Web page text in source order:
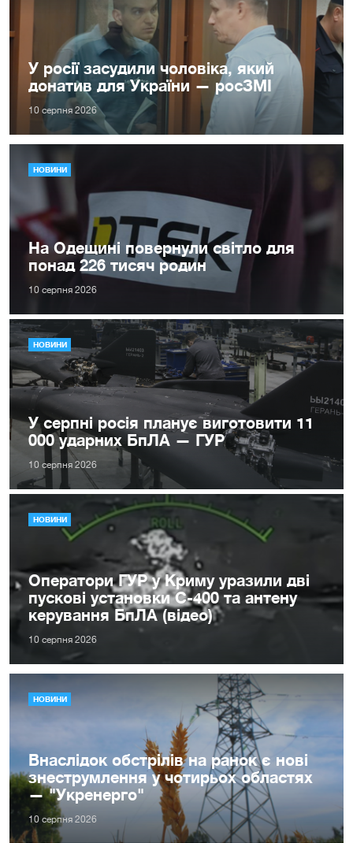
У росії засудили чоловіка, який
донатив для України — росЗМІ
10 серпня 2026
НОВИНИ
На Одещині повернули світло для
понад 226 тисяч родин
10 серпня 2026
НОВИНИ
У серпні росія планує виготовити 11
000 ударних БпЛА — ГУР
10 серпня 2026
НОВИНИ
Оператори ГУР у Криму уразили дві
пускові установки С-400 та антену
керування БпЛА (відео)
10 серпня 2026
НОВИНИ
Внаслідок обстрілів на ранок є нові
знеструмлення у чотирьох областях
— "Укренерго"
10 серпня 2026